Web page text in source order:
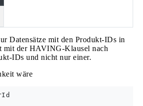
Datensätze mit den Produkt-IDs in
mit der HAVING-Klausel nach
IDs und nicht nur einer.
wäre